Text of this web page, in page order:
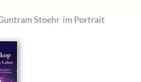
Stoehr im Portrait